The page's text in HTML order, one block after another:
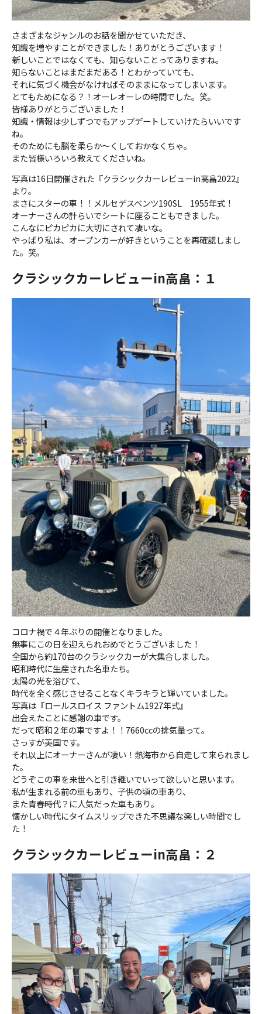
さまざまなジャンルのお話を聞かせていただき、
知識を増やすことができました！ありがとうございます！
新しいことではなくても、知らないことってありますね。
知らないことはまだまだある！とわかっていても、
それに気づく機会がなければそのままになってしまいます。
とてもためになる？！オーレオーレの時間でした。笑。
皆様ありがとうございました！
知識・情報は少しずつでもアップデートしていけたらいいです
ね。
そのためにも脳を柔らか〜くしておかなくちゃ。
また皆様いろいろ教えてくださいね。
写真は16日開催された『クラシックカーレビューin高畠2022』
より。
まさにスターの車！！メルセデスベンツ190SL 1955年式！
オーナーさんの計らいでシートに座ることもできました。
こんなにピカピカに大切にされて凄いな。
やっぱり私は、オープンカーが好きということを再確認しまし
た。笑。
クラシックカーレビューin高畠：１
コロナ禍で４年ぶりの開催となりました。
無事にこの日を迎えられおめでとうございました！
全国から約170台のクラシックカーが大集合しました。
昭和時代に生産された名車たち。
太陽の光を浴びて、
時代を全く感じさせることなくキラキラと輝いていました。
写真は『ロールスロイス ファントム1927年式』
出会えたことに感謝の車です。
だって昭和２年の車ですよ！！7660ccの排気量って。
さっすが英国です。
それ以上にオーナーさんが凄い！熱海市から自走して来られまし
た。
どうぞこの車を来世へと引き継いでいって欲しいと思います。
私が生まれる前の車もあり、子供の頃の車あり、
また青春時代？に人気だった車もあり。
懐かしい時代にタイムスリップできた不思議な楽しい時間でし
た！
クラシックカーレビューin高畠：２